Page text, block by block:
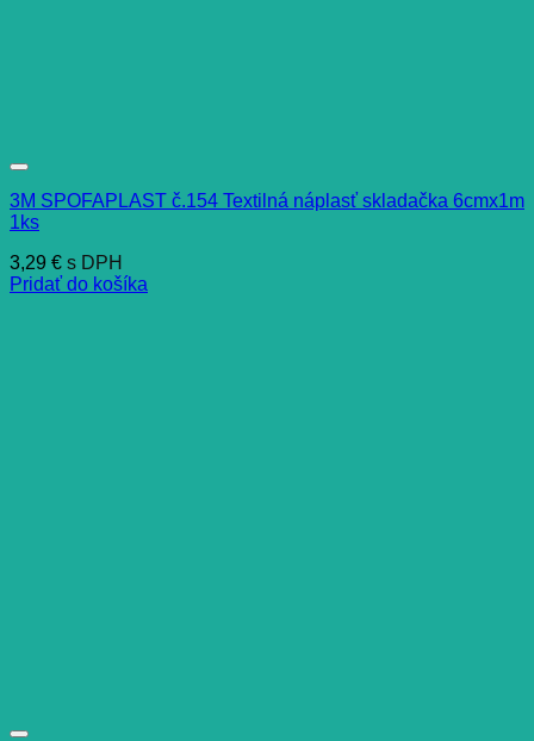
3M SPOFAPLAST č.154 Textilná náplasť skladačka 6cmx1m
1ks
3,29 € s DPH
Pridať do košíka